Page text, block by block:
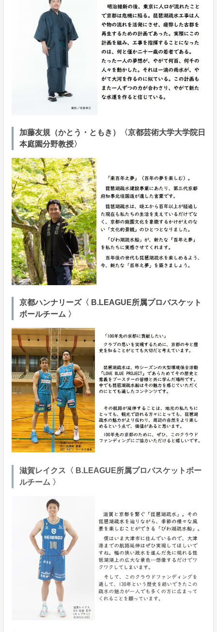
加藤友規（かとう・ともき）〈京都芸術大学大学院日
本庭園分野教授〉
京都ハンナリーズ〈 B.LEAGUE所属プロバスケット
ボールチーム 〉
滋賀レイクス〈 B.LEAGUE所属プロバスケットボー
ルチーム 〉